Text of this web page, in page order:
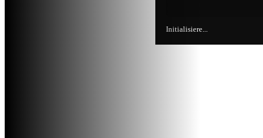
Initialisiere...